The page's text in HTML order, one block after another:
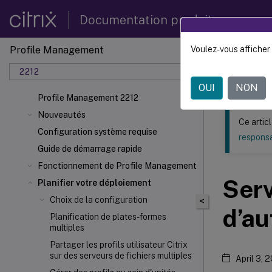
Documentation produit
Profile Management
2212
Profile Management 2212
Nouveautés
Configuration système requise
Guide de démarrage rapide
Fonctionnement de Profile Management
Planifier votre déploiement
Choix de la configuration
Planification de plates-formes
multiples
Partager les profils utilisateur Citrix
sur des serveurs de fichiers multiples
Ce contenu a
Profile
<
Ce
April 3,
Voulez-vous
OUI NON